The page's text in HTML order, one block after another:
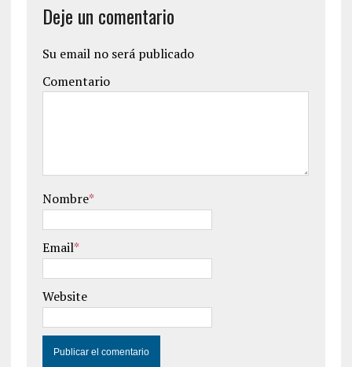
Deje un comentario
Su email no será publicado
Comentario
Nombre*
Email*
Website